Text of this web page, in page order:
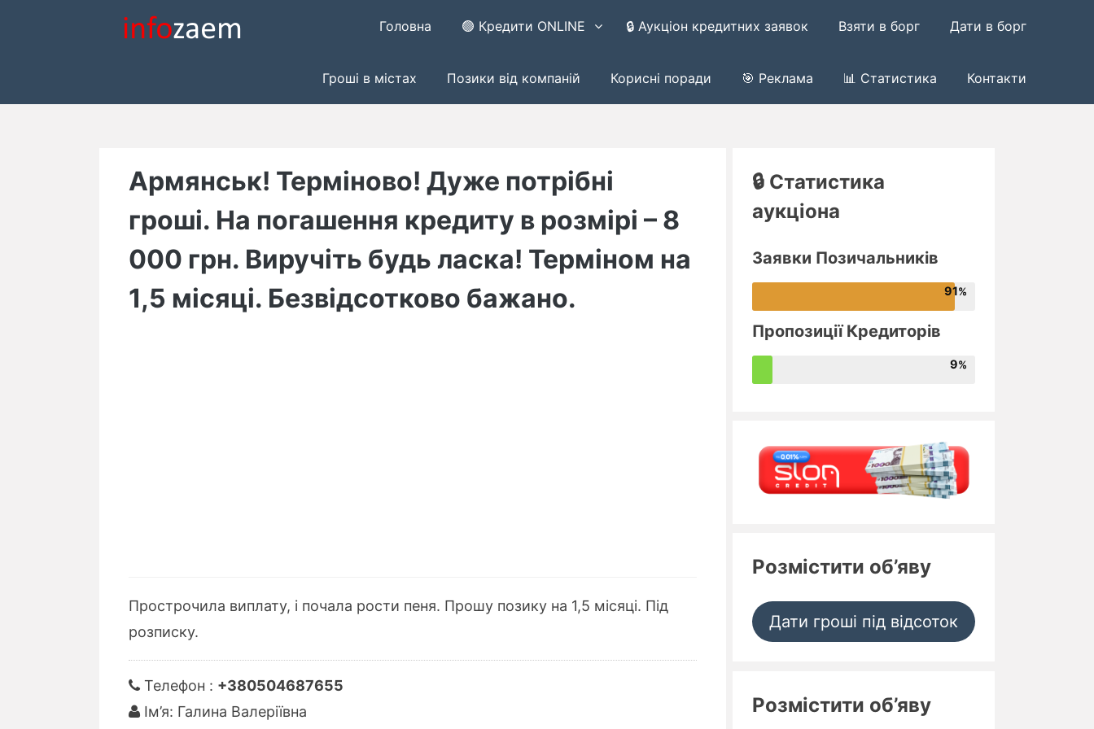
Головна 🟢 Кредити ONLINE 🔒 Аукціон кредитних заявок Взяти в борг Дати в борг
Гроші в містах Позики від компаній Корисні поради 🎯 Реклама 📊 Статистика Контакти
Армянськ! Терміново! Дуже потрібні
гроші. На погашення кредиту в розмірі – 8
000 грн. Виручіть будь ласка! Терміном на
1,5 місяці. Безвідсотково бажано.
Прострочила виплату, і почала рости пеня. Прошу позику на 1,5 місяці. Під
розписку.
Телефон : +380504687655
Ім’я: Галина Валеріївна
🔒 Статистика
аукціона
Заявки Позичальників
91
Пропозиції Кредиторів
9
Розмістити об’яву
Дати гроші під відсоток
Розмістити об’яву